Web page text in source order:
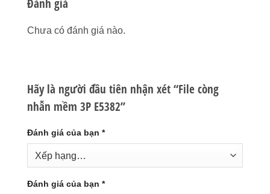
Đánh giá
Chưa có đánh giá nào.
Hãy là người đầu tiên nhận xét “File còng
nhẫn mềm 3P E5382”
Đánh giá của bạn *
Đánh giá của bạn *